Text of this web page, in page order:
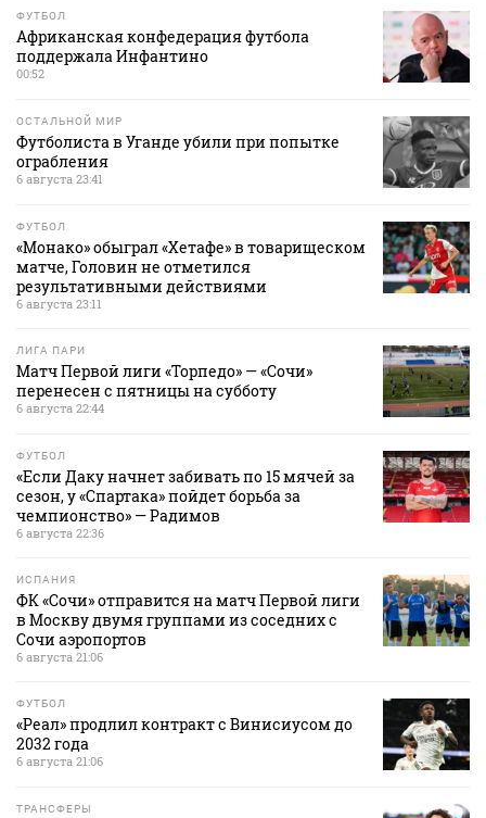
ФУТБОЛ
Африканская конфедерация футбола
поддержала Инфантино
00:52
ОСТАЛЬНОЙ МИР
Футболиста в Уганде убили при попытке
ограбления
6 августа 23:41
ФУТБОЛ
«Монако» обыграл «Хетафе» в товарищеском
матче, Головин не отметился
результативными действиями
6 августа 23:11
ЛИГА ПАРИ
Матч Первой лиги «Торпедо» — «Сочи»
перенесен с пятницы на субботу
6 августа 22:44
ФУТБОЛ
«Если Даку начнет забивать по 15 мячей за
сезон, у «Спартака» пойдет борьба за
чемпионство» — Радимов
6 августа 22:36
ИСПАНИЯ
ФК «Сочи» отправится на матч Первой лиги
в Москву двумя группами из соседних с
Сочи аэропортов
6 августа 21:06
ФУТБОЛ
«Реал» продлил контракт с Винисиусом до
2032 года
6 августа 21:06
ТРАНСФЕРЫ